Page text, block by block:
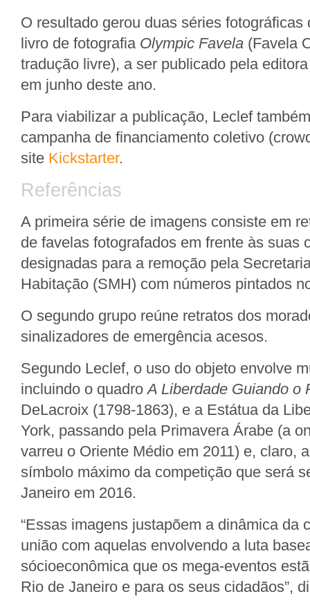
O resultado gerou duas séries fotográficas
livro de fotografia Olympic Favela (Favela
tradução livre), a ser publicado pela
em junho deste ano.
Para viabilizar a publicação, Leclef
campanha de financiamento coletivo
site Kickstarter.
Referências
A primeira série de imagens consiste em
de favelas fotografados em frente às suas
designadas para a remoção pela
Habitação (SMH) com números pintados
O segundo grupo reúne retratos dos
sinalizadores de emergência acesos.
Segundo Leclef, o uso do objeto envolve
incluindo o quadroA Liberdade Guiando o
DeLacroix (1798-1863), e a Estátua da
York, passando pela Primavera Árabe (a
varreu o Oriente Médio em 2011) e, claro,
símbolo máximo da competição que será
Janeiro em 2016.
“Essas imagens justapõem a dinâmica da
união com aquelas envolvendo a luta
sócioeconômica que os mega-eventos
Rio de Janeiro e para os seus cidadãos”,